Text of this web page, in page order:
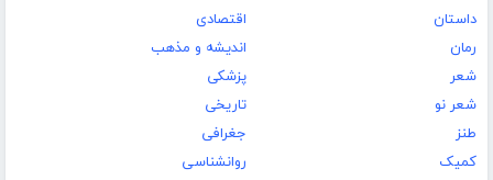
داستان
رمان
شعر
شعر نو
طنز
کمیک
اقتصادی
اندیشه و مذهب
پزشکی
تاریخی
جغرافی
روانشناسی